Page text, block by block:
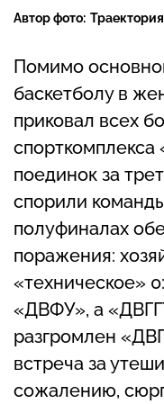
Автор фото:
Помимо
баскетболу в
приковал всех
поединок за
спорили
полуфиналах
поражения:
«техническое»
«ДВФУ», а
разгромлен
встреча за
сожалению,